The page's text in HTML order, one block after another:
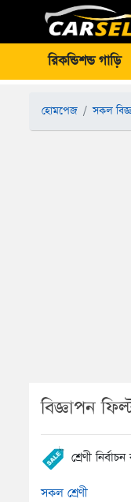
রিকন্ডিশন্ড গাড়ি
হোমপেজ সকল
বিজ্ঞাপন
শ্রেণী
সকল শ্রেণী